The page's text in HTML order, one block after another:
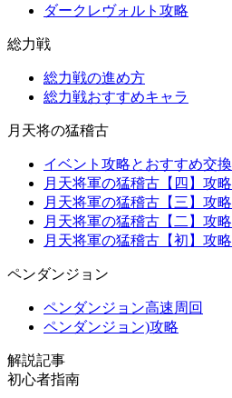
ダークレヴォルト攻略
総力戦
総力戦の進め方
総力戦おすすめキャラ
月天将の猛稽古
イベント攻略とおすすめ交換
月天将軍の猛稽古【四】攻略
月天将軍の猛稽古【三】攻略
月天将軍の猛稽古【二】攻略
月天将軍の猛稽古【初】攻略
ペンダンジョン
ペンダンジョン高速周回
ペンダンジョン)攻略
解説記事
初心者指南